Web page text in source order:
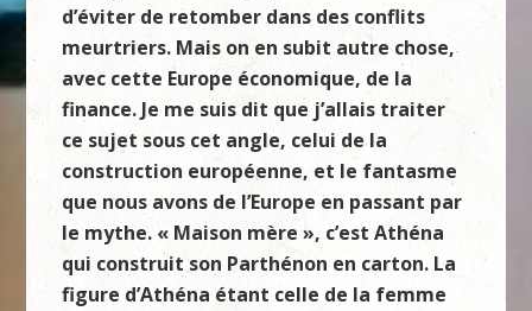
d’éviter de retomber dans des conflits
meurtriers. Mais on en subit autre chose,
avec cette Europe économique, de la
finance. Je me suis dit que j’allais traiter
ce sujet sous cet angle, celui de la
construction européenne, et le fantasme
que nous avons de l’Europe en passant par
le mythe. « Maison mère », c’est Athéna
qui construit son Parthénon en carton. La
figure d’Athéna étant celle de la femme